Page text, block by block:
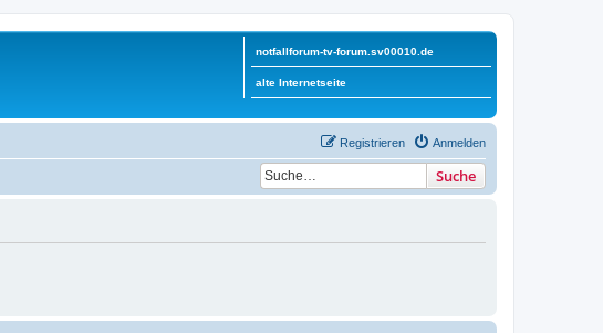
notfallforum-tv-forum.sv00010.de
alte Internetseite
Anmelden
Registrieren
Suche